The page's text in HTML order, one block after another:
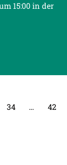
15:00 in der
34 …
42